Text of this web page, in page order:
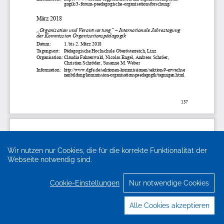
Wir nutzen nur Cookies, die für die korrekte Funktionalität der
Webseite notwendig sind.
Cookie-Einstellungen Nur notwendige Cookies
Alle Cookies akzeptieren